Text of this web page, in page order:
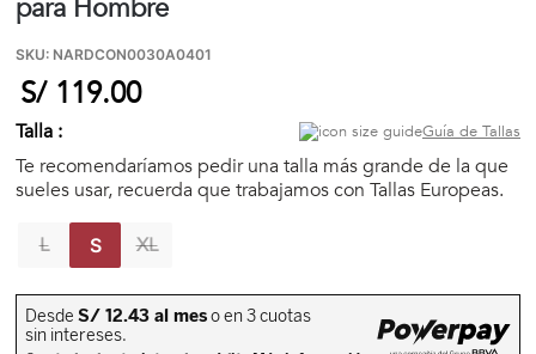
🏃‍♀️🏃‍♂️ Zona del Hincha
👀 Lo Nuevo
🤑 Zona Outlet
Mi cuenta
para Hombre
SKU: NARDCON0030A0401
S/ 119.00
Talla : Guía de Tallas
Te recomendaríamos pedir una talla más grande de la que
sueles usar, recuerda que trabajamos con Tallas Europeas.
L S XL